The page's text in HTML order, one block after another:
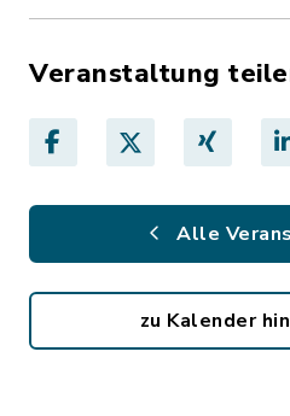
Veranstaltung
Alle
zu Kalender